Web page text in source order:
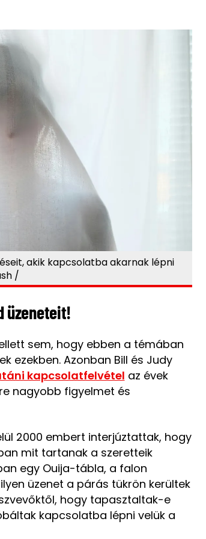
akik kapcsolatba akarnak lépni
/
üzeneteit!
sem, hogy ebben a témában
ezekben. Azonban Bill és Judy
kapcsolatfelvétel az évek
nagyobb figyelmet és
2000 embert interjúztattak, hogy
mit tartanak a szeretteik
egy Ouija-tábla, a falon
üzenet a párás tükrön kerültek
hogy tapasztaltak-e
kapcsolatba lépni velük a